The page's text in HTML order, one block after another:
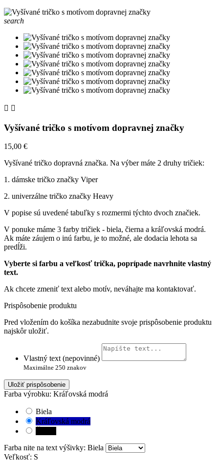
search
 
Vyšívané tričko s motívom dopravnej značky
15,00 €
Vyšívané tričko dopravná značka. Na výber máte 2 druhy tričiek:
1. dámske tričko značky Viper
2. univerzálne tričko značky Heavy
V popise sú uvedené tabuľky s rozmermi týchto dvoch značiek.
V ponuke máme 3 farby tričiek - biela, čierna a kráľovská modrá.
Ak máte záujem o inú farbu, je to možné, ale dodacia lehota sa
predĺži.
Vyberte si farbu a veľkosť trička, poprípade navrhnite vlastný
text.
Ak chcete zmeniť text alebo motív, neváhajte ma kontaktovať.
Prispôsobenie produktu
Pred vložením do košíka nezabudnite svoje prispôsobenie produktu
najskôr uložiť.
Vlastný text (nepovinné)
Maximálne 250 znakov
Uložiť prispôsobenie
Farba výrobku: Kráľovská modrá
Biela
Kráľovská modrá
Farba nite na text výšivky: Biela
Veľkosť: S